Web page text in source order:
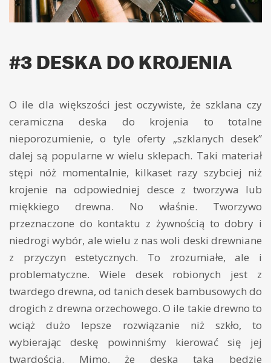
#3 DESKA DO KROJENIA
O ile dla większości jest oczywiste, że szklana czy
ceramiczna deska do krojenia to totalne
nieporozumienie, o tyle oferty „szklanych desek”
dalej są popularne w wielu sklepach. Taki materiał
stępi nóż momentalnie, kilkaset razy szybciej niż
krojenie na odpowiedniej desce z tworzywa lub
miękkiego drewna. No właśnie. Tworzywo
przeznaczone do kontaktu z żywnością to dobry i
niedrogi wybór, ale wielu z nas woli deski drewniane
z przyczyn estetycznych. To zrozumiałe, ale i
problematyczne. Wiele desek robionych jest z
twardego drewna, od tanich desek bambusowych do
drogich z drewna orzechowego. O ile takie drewno to
wciąż dużo lepsze rozwiązanie niż szkło, to
wybierając deskę powinniśmy kierować się jej
twardością. Mimo, że deska taka będzie